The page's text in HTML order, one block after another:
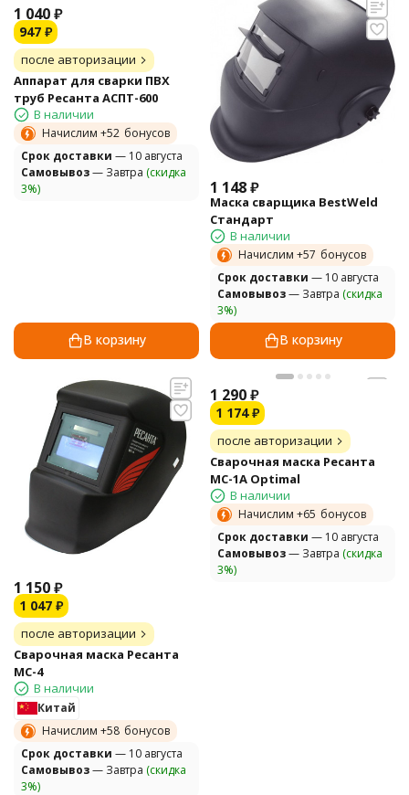
1 040₽
947 ₽
после авторизации
Аппарат для сварки ПВХ
труб Ресанта АСПТ-600
В наличии
Начислим +52 бонусов
Cрок доставки — 10 августа
Самовывоз— Завтра (скидка
3%)
В корзину
1 148₽
Маска сварщика BestWeld
Стандарт
В наличии
Начислим +57 бонусов
Cрок доставки — 10 августа
Самовывоз— Завтра (скидка
3%)
В корзину
1 150₽
1 047 ₽
после авторизации
Сварочная маска Ресанта
МС-4
В наличии
Китай
Начислим +58 бонусов
Cрок доставки — 10 августа
Самовывоз— Завтра (скидка
3%)
1 290₽
1 174 ₽
после авторизации
Сварочная маска Ресанта
МС-1А Optimal
В наличии
Начислим +65 бонусов
Cрок доставки — 10 августа
Самовывоз— Завтра (скидка
3%)